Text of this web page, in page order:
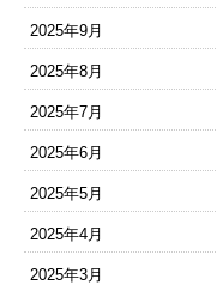
2025年9月
2025年8月
2025年7月
2025年6月
2025年5月
2025年4月
2025年3月